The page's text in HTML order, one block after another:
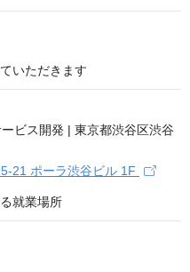
いただきます
21 ポーラ渋谷ビル 1F
就業場所